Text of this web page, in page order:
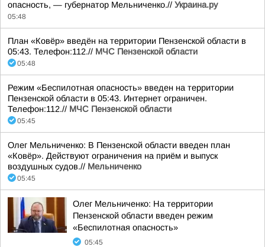
опасность, — губернатор Мельниченко.// Украина.ру
05:48
План «Ковёр» введён на территории Пензенской области в
05:43. Телефон:112.// МЧС Пензенской области
05:48
Режим «Беспилотная опасность» введен на территории
Пензенской области в 05:43. Интернет ограничен.
Телефон:112.// МЧС Пензенской области
05:45
Олег Мельниченко: В Пензенской области введен план
«Ковёр». Действуют ограничения на приём и выпуск
воздушных судов.// Мельниченко
05:45
Олег Мельниченко: На территории
Пензенской области введен режим
«Беспилотная опасность»
05:45